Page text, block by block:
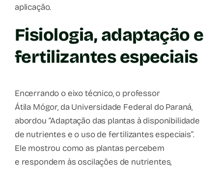
aplicação.
Fisiologia, adaptação e
fertilizantes especiais
Encerrando o eixo técnico, o professor
Átila Mógor, da Universidade Federal do Paraná,
abordou “Adaptação das plantas à disponibilidade
de nutrientes e o uso de fertilizantes especiais”.
Ele mostrou como as plantas percebem
e respondem às oscilações de nutrientes,